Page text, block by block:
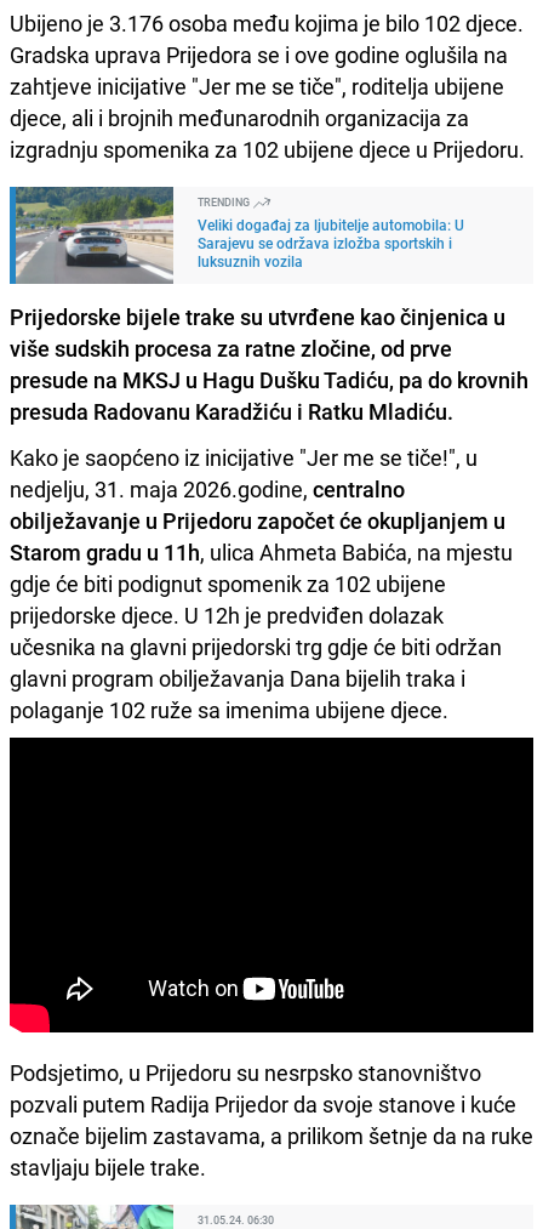
Ubijeno je 3.176 osoba među kojima je bilo 102 djece.
Gradska uprava Prijedora se i ove godine oglušila na
zahtjeve inicijative "Jer me se tiče", roditelja ubijene
djece, ali i brojnih međunarodnih organizacija za
izgradnju spomenika za 102 ubijene djece u Prijedoru.
TRENDING
Veliki događaj za ljubitelje automobila: U
Sarajevu se održava izložba sportskih i
luksuznih vozila
Prijedorske bijele trake su utvrđene kao činjenica u
više sudskih procesa za ratne zločine, od prve
presude na MKSJ u Hagu Dušku Tadiću, pa do krovnih
presuda Radovanu Karadžiću i Ratku Mladiću.
Kako je saopćeno iz inicijative "Jer me se tiče!", u
nedjelju, 31. maja 2026.godine, centralno
obilježavanje u Prijedoru započet će okupljanjem u
Starom gradu u 11h, ulica Ahmeta Babića, na mjestu
gdje će biti podignut spomenik za 102 ubijene
prijedorske djece. U 12h je predviđen dolazak
učesnika na glavni prijedorski trg gdje će biti održan
glavni program obilježavanja Dana bijelih traka i
polaganje 102 ruže sa imenima ubijene djece.
Podsjetimo, u Prijedoru su nesrpsko stanovništvo
pozvali putem Radija Prijedor da svoje stanove i kuće
označe bijelim zastavama, a prilikom šetnje da na ruke
stavljaju bijele trake.
31.05.24. 06:30